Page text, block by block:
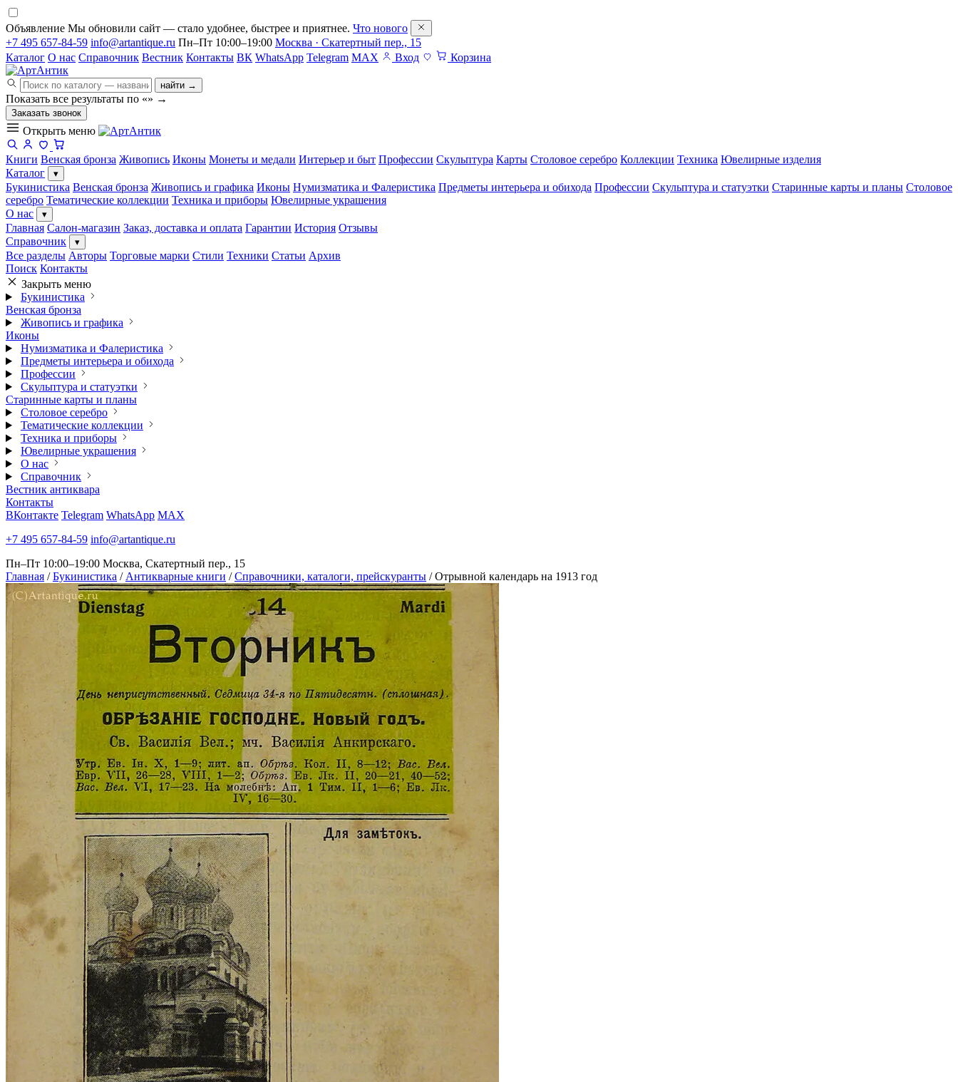
Объявление Мы обновили сайт — стало удобнее, быстрее и приятнее. Что нового
+7 495 657-84-59 info@artantique.ru Пн–Пт 10:00–19:00 Москва · Скатертный пер., 15
Каталог О нас Справочник Вестник Контакты ВК WhatsApp Telegram MAX Вход Корзина
найти →
Показать все результаты по «» →
Заказать звонок
Открыть меню
Книги Венская бронза Живопись Иконы Монеты и медали Интерьер и быт Профессии Скульптура Карты Столовое серебро Коллекции Техника Ювелирные изделия
Каталог
▾
Букинистика Венская бронза Живопись и графика Иконы Нумизматика и Фалеристика Предметы интерьера и обихода Профессии Скульптура и статуэтки Старинные карты и планы Столовое
серебро Тематические коллекции Техника и приборы Ювелирные украшения
О нас
▾
Главная Салон-магазин Заказ, доставка и оплата Гарантии История Отзывы
Справочник
▾
Все разделы Авторы Торговые марки Стили Техники Статьи Архив
Поиск Контакты
Закрыть меню
Букинистика
Венская бронза
Живопись и графика
Иконы
Нумизматика и Фалеристика
Предметы интерьера и обихода
Профессии
Скульптура и статуэтки
Старинные карты и планы
Столовое серебро
Тематические коллекции
Техника и приборы
Ювелирные украшения
О нас
Справочник
Вестник антиквара
Контакты
ВКонтакте Telegram WhatsApp MAX
+7 495 657-84-59 info@artantique.ru
Пн–Пт 10:00–19:00 Москва, Скатертный пер., 15
Главная / Букинистика / Антикварные книги / Справочники, каталоги, прейскуранты / Отрывной календарь на 1913 год